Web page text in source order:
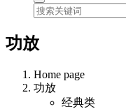
功放
Home page
功放
经典类